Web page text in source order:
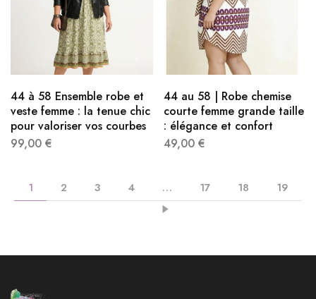
44 à 58 Ensemble robe et
veste femme : la tenue chic
pour valoriser vos courbes
99,00 €
44 au 58 | Robe chemise
courte femme grande taille
: élégance et confort
49,00 €
1 2 3 4 … 17 18 19